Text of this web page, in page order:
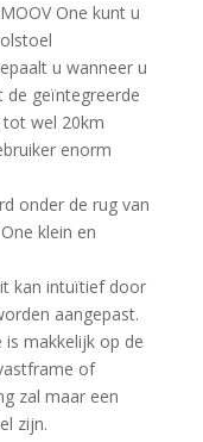
One kunt u
u wanneer u
de geïntegreerde
wel 20km
enorm
onder de rug van
klein en
kan intuïtief door
aangepast.
is makkelijk op de
of
zal maar een
zijn.